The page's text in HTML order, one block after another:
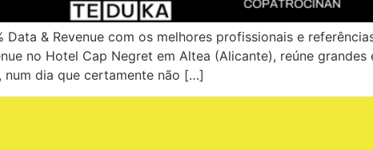
& Revenue com os melhores profissionais e
no Hotel Cap Negret em Altea (Alicante), reúne
num dia que certamente não […]